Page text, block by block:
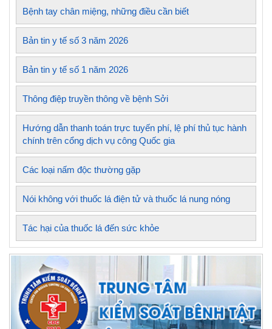
Bệnh tay chân miệng, những điều cần biết
Bản tin y tế số 3 năm 2026
Bản tin y tế số 1 năm 2026
Thông điệp truyền thông về bệnh Sởi
Hướng dẫn thanh toán trực tuyến phí, lệ phí thủ tục hành
chính trên cổng dịch vụ công Quốc gia
Các loại nấm độc thường gặp
Nói không với thuốc lá điện tử và thuốc lá nung nóng
Tác hại của thuốc lá đến sức khỏe